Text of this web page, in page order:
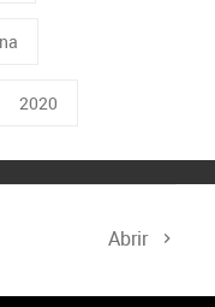
2020
Abrir